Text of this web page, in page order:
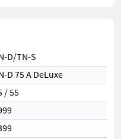
D/TN-S
D 75 A DeLuxe
/ 55